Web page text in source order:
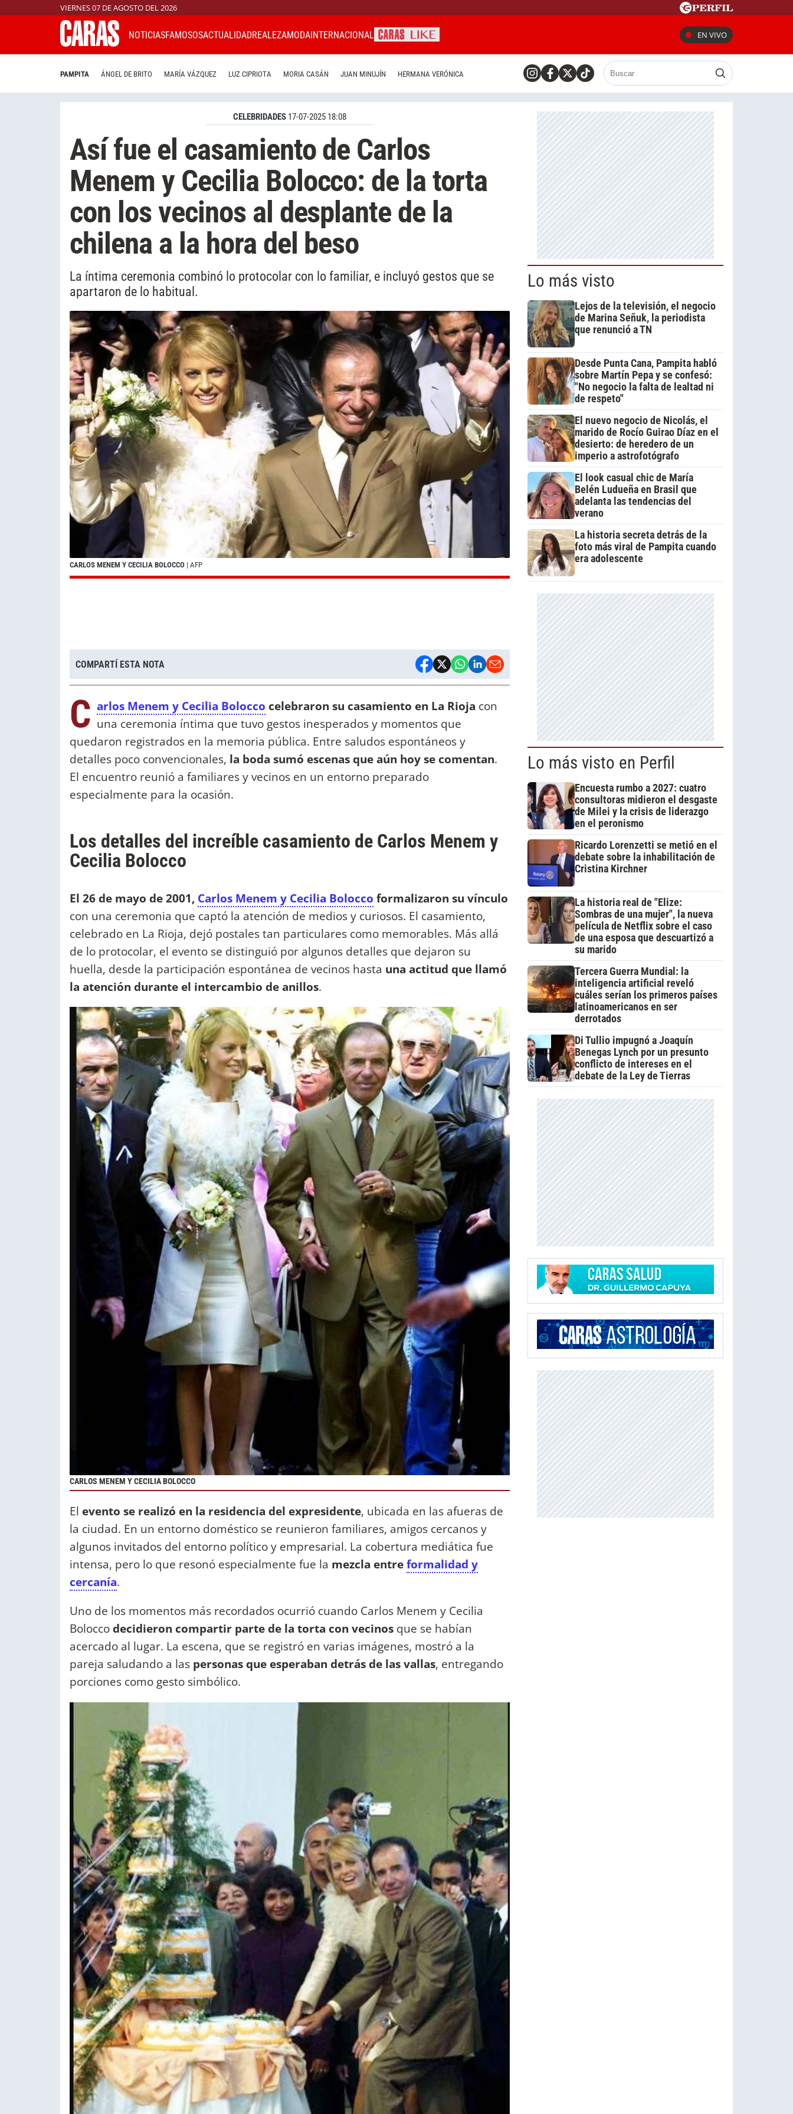
VIERNES 07 DE AGOSTO DEL 2026
NOTICIASFAMOSOSACTUALIDADREALEZAMODAINTERNACIONAL EN VIVO
PAMPITA ÁNGEL DE BRITO MARÍA VÁZQUEZ LUZ CIPRIOTA MORIA CASÁN JUAN MINUJÍN HERMANA VERÓNICA
CELEBRIDADES 17-07-2025 18:08
Así fue el casamiento de Carlos
Menem y Cecilia Bolocco: de la torta
con los vecinos al desplante de la
chilena a la hora del beso
La íntima ceremonia combinó lo protocolar con lo familiar, e incluyó gestos que se
apartaron de lo habitual.
CARLOS MENEM Y CECILIA BOLOCCO | AFP
COMPARTÍ ESTA NOTA
C arlos Menem y Cecilia Bolocco celebraron su casamiento en La Rioja con
una ceremonia íntima que tuvo gestos inesperados y momentos que
quedaron registrados en la memoria pública. Entre saludos espontáneos y
detalles poco convencionales, la boda sumó escenas que aún hoy se comentan.
El encuentro reunió a familiares y vecinos en un entorno preparado
especialmente para la ocasión.
Los detalles del increíble casamiento de Carlos Menem y
Cecilia Bolocco
El 26 de mayo de 2001, Carlos Menem y Cecilia Bolocco formalizaron su vínculo
con una ceremonia que captó la atención de medios y curiosos. El casamiento,
celebrado en La Rioja, dejó postales tan particulares como memorables. Más allá
de lo protocolar, el evento se distinguió por algunos detalles que dejaron su
huella, desde la participación espontánea de vecinos hasta una actitud que llamó
la atención durante el intercambio de anillos.
CARLOS MENEM Y CECILIA BOLOCCO
El evento se realizó en la residencia del expresidente, ubicada en las afueras de
la ciudad. En un entorno doméstico se reunieron familiares, amigos cercanos y
algunos invitados del entorno político y empresarial. La cobertura mediática fue
intensa, pero lo que resonó especialmente fue la mezcla entreformalidad y
cercanía.
Uno de los momentos más recordados ocurrió cuando Carlos Menem y Cecilia
Boloccodecidieron compartir parte de la torta con vecinos que se habían
acercado al lugar. La escena, que se registró en varias imágenes, mostró a la
pareja saludando a las personas que esperaban detrás de las vallas, entregando
porciones como gesto simbólico.
Lo más visto
Lejos de la televisión, el negocio
de Marina Señuk, la periodista
que renunció a TN
Desde Punta Cana, Pampita habló
sobre Martín Pepa y se confesó:
"No negocio la falta de lealtad ni
de respeto"
El nuevo negocio de Nicolás, el
marido de Rocío Guirao Díaz en el
desierto: de heredero de un
imperio a astrofotógrafo
El look casual chic de María
Belén Ludueña en Brasil que
adelanta las tendencias del
verano
La historia secreta detrás de la
foto más viral de Pampita cuando
era adolescente
Lo más visto en Perfil
Encuesta rumbo a 2027: cuatro
consultoras midieron el desgaste
de Milei y la crisis de liderazgo
en el peronismo
Ricardo Lorenzetti se metió en el
debate sobre la inhabilitación de
Cristina Kirchner
La historia real de "Elize:
Sombras de una mujer", la nueva
película de Netflix sobre el caso
de una esposa que descuartizó a
su marido
Tercera Guerra Mundial: la
inteligencia artificial reveló
cuáles serían los primeros países
latinoamericanos en ser
derrotados
Di Tullio impugnó a Joaquín
Benegas Lynch por un presunto
conflicto de intereses en el
debate de la Ley de Tierras